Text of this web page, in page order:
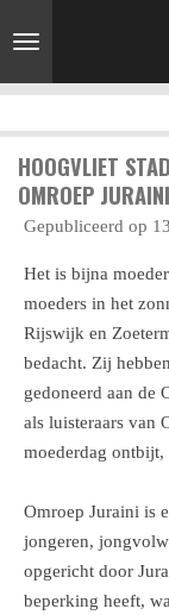
direct
naar
HOOGVLIET
OMROEP JURAINI
Gepubliceerd op
Het is bijna
moeders in het
Rijswijk en
bedacht. Zij
gedoneerd aan de
als luisteraars van
moederdag
Omroep Juraini is
jongeren,
opgericht door
beperking heeft,